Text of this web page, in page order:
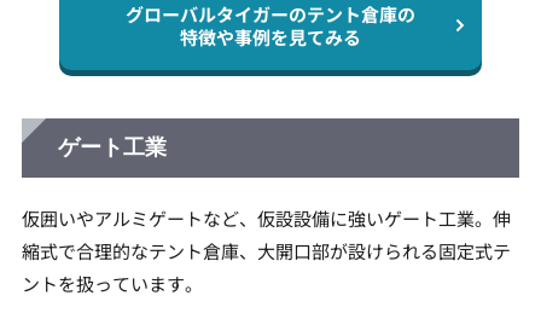
グローバルタイガーのテント倉庫の
特徴や事例を見てみる
ゲート工業
仮囲いやアルミゲートなど、仮設設備に強いゲート工業。伸
縮式で合理的なテント倉庫、大開口部が設けられる固定式テ
ントを扱っています。